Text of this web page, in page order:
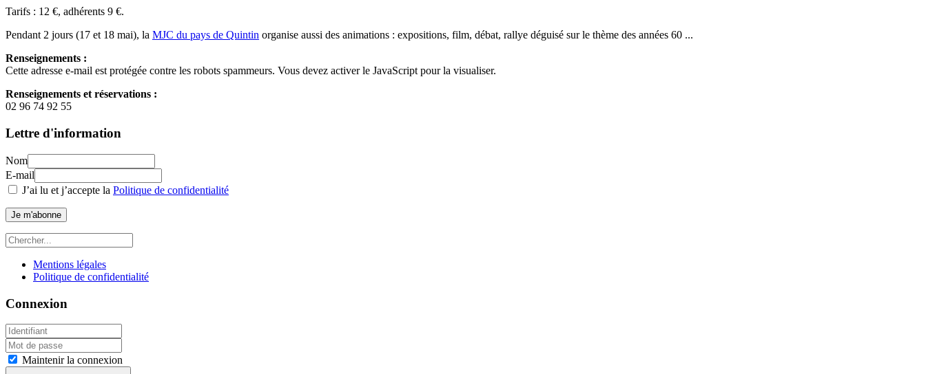
Tarifs : 12 €, adhérents 9 €.
Pendant 2 jours (17 et 18 mai), la MJC du pays de Quintin organise aussi des animations : expositions, film, débat, rallye déguisé sur le thème des années 60 ...
Renseignements :
Cette adresse e-mail est protégée contre les robots spammeurs. Vous devez activer le JavaScript pour la visualiser.
Renseignements et réservations :
02 96 74 92 55
Lettre d'information
Nom
E-mail
J’ai lu et j’accepte la Politique de confidentialité
Je m'abonne
Mentions légales
Politique de confidentialité
Connexion
Maintenir la connexion